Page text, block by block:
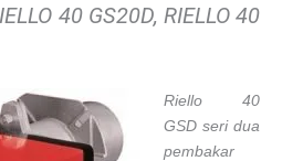
40 GS20D, RIELLO 40
Riello 40
GSD seri dua
pembakar